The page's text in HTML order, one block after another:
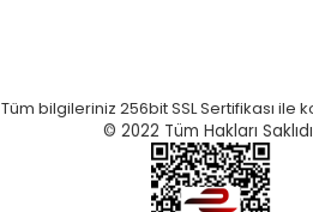
Tüm bilgileriniz 256bit SSL Sertifikası ile
© 2022 Tüm Hakları